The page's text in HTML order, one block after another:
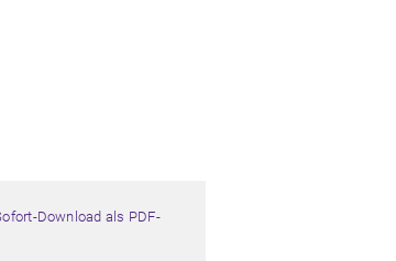
Download als PDF-